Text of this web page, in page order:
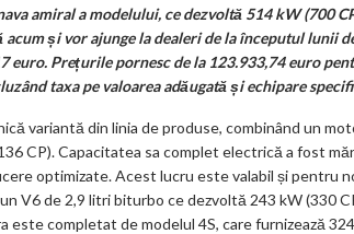
o
o
k
m
ar
ks
amiral a modelului, ce dezvoltă 514 kW (700
și vor ajunge la dealeri de la începutul lunii
Prețurile pornesc de la 123.933,74 euro
taxa pe valoarea adăugată și echipare
variantă din linia de produse, combinând un
CP). Capacitatea sa complet electrică a fost
optimizate. Acest lucru este valabil și pentru
V6 de 2,9 litri biturbo ce dezvoltă 243 kW (330
completat de modelul 4S, care furnizează